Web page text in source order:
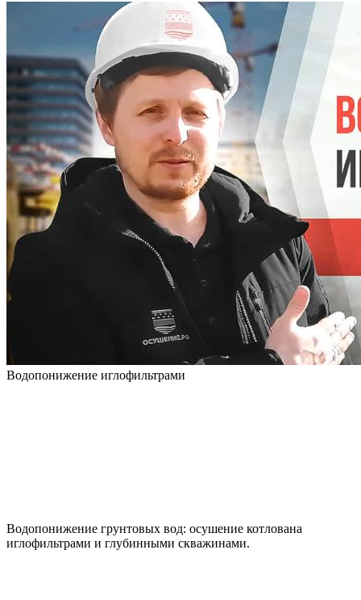
Водопонижение иглофильтрами
Водопонижение грунтовых вод: осушение котлована
иглофильтрами и глубинными скважинами.